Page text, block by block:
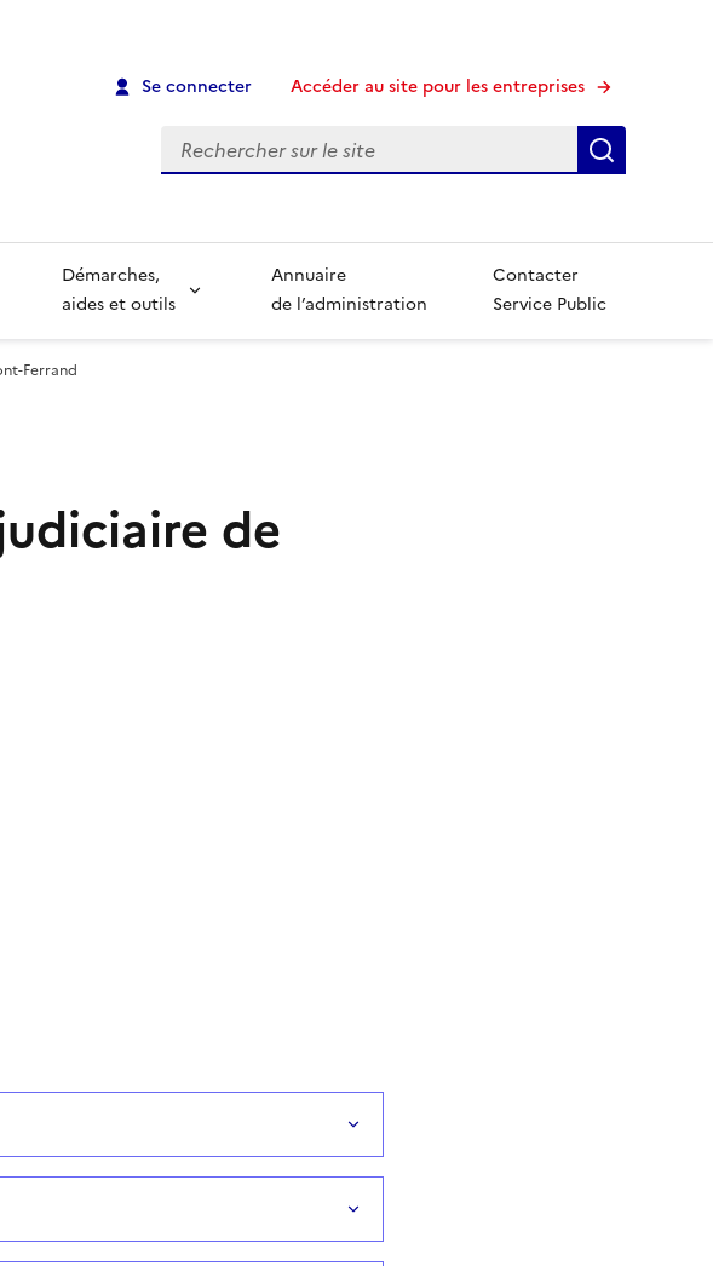
Se connecter Accéder au site pour les entreprises
Recherche
Démarches,
aides et outils
Annuaire
de l’administration
Contacter
Service Public
Ferrand
de